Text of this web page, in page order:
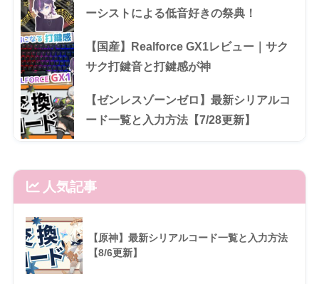
ーシストによる低音好きの祭典！
【国産】Realforce GX1レビュー｜サク
サク打鍵音と打鍵感が神
【ゼンレスゾーンゼロ】最新シリアルコ
ード一覧と入力方法【7/28更新】
人気記事
【原神】最新シリアルコード一覧と入力方法
【8/6更新】